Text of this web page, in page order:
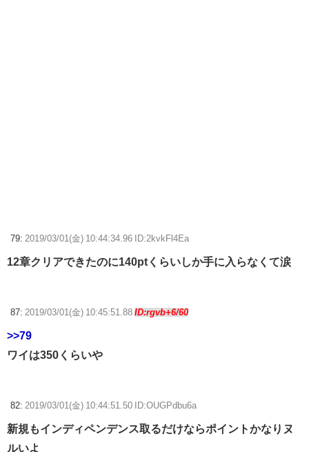
79: 2019/03/01(金) 10:44:34.96 ID:2kvkFl4Ea
12章クリアできたのに140ptくらいしか手に入らなくて涙
87: 2019/03/01(金) 10:45:51.88 ID:rgvb+6/60
>>79
ワイは350くらいや
82: 2019/03/01(金) 10:44:51.50 ID:OUGPdbu6a
新規もインディペンデンス取るだけならポイントかなりヌ
ルいよ